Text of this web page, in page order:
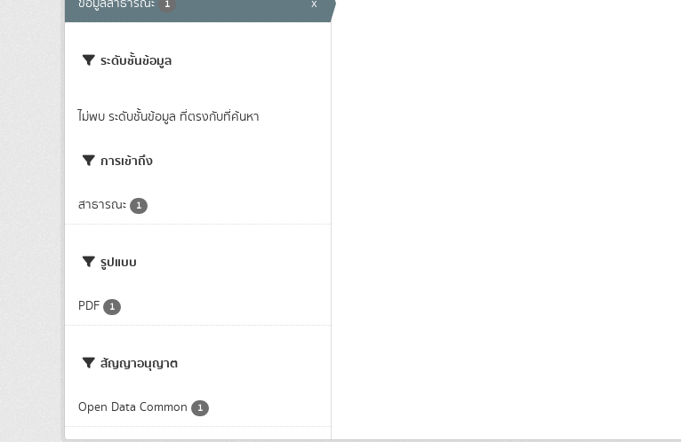
ข้อมูลสาธารณะ 1 x
ระดับชั้นข้อมูล
ไม่พบ ระดับชั้นข้อมูล ที่ตรงกับที่ค้นหา
การเข้าถึง
สาธารณะ 1
รูปแบบ
PDF 1
สัญญาอนุญาต
Open Data Common 1